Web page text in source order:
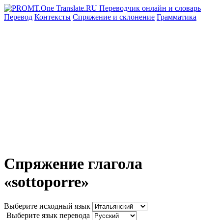
Перевод Контексты Спряжение и склонение Грамматика
Спряжение глагола
«sottoporre»
Выберите исходный язык
Выберите язык перевода